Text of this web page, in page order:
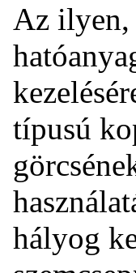
Az ilyen,
típusú
hályog